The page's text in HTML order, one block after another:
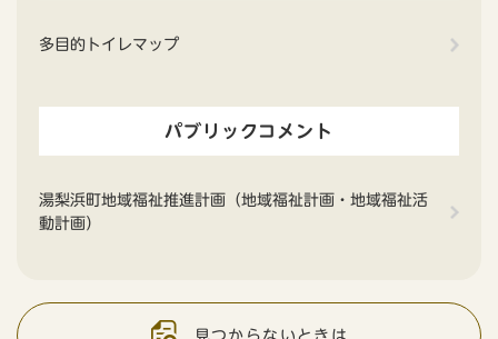
多目的トイレマップ
パブリックコメント
湯梨浜町地域福祉推進計画（地域福祉計画・地域福祉活
動計画）
見つからないときは